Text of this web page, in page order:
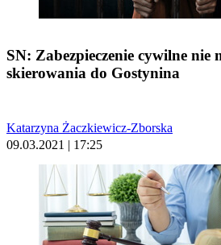
SN: Zabezpieczenie cywilne nie
skierowania do Gostynina
Katarzyna Żaczkiewicz-Zborska
09.03.2021 | 17:25